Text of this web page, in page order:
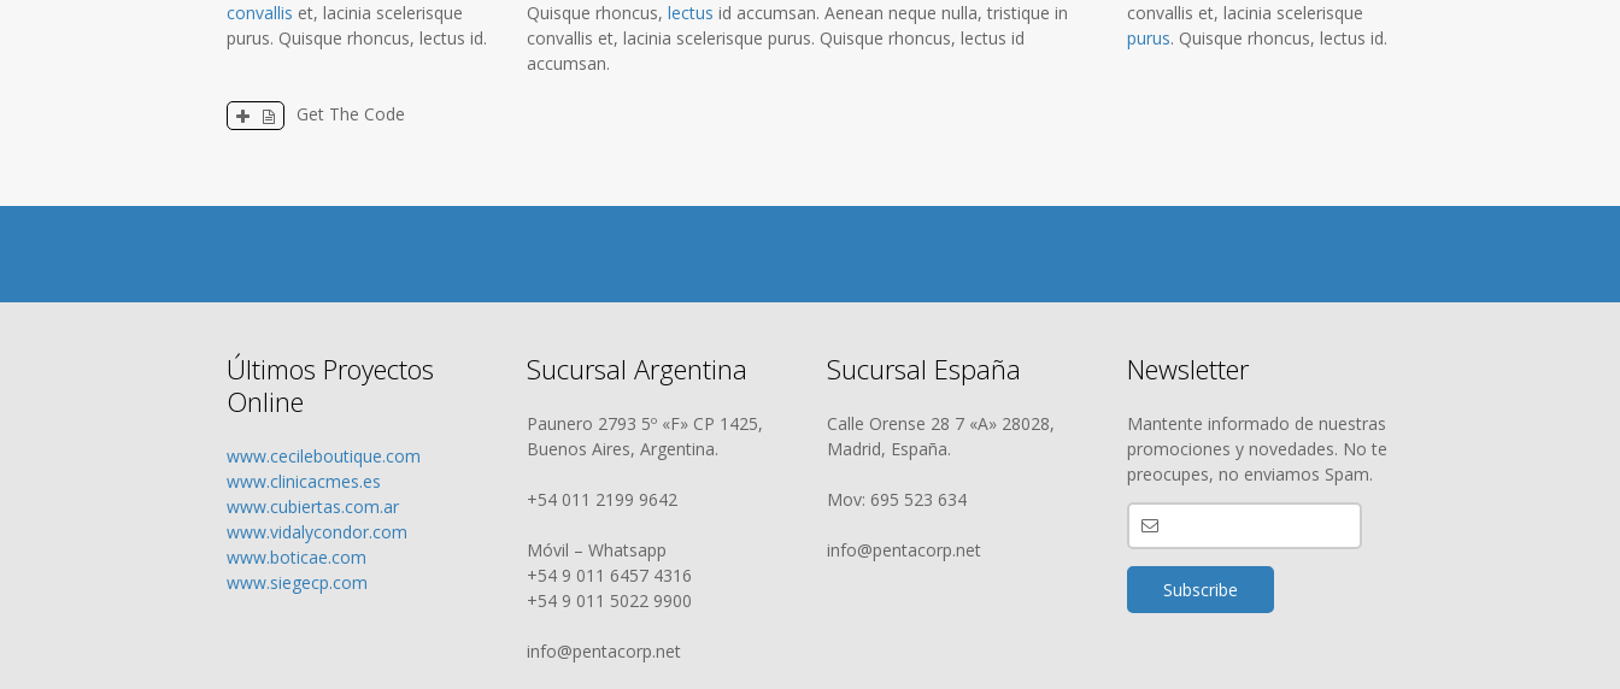
convallis et, lacinia scelerisque
purus. Quisque rhoncus, lectus id.
Quisque rhoncus, lectus id accumsan. Aenean neque nulla, tristique in
convallis et, lacinia scelerisque purus. Quisque rhoncus, lectus id
accumsan.
convallis et, lacinia scelerisque
purus. Quisque rhoncus, lectus id.
Get The Code
Últimos Proyectos
Online
www.cecileboutique.com
www.clinicacmes.es
www.cubiertas.com.ar
www.vidalycondor.com
www.boticae.com
www.siegecp.com
Sucursal Argentina
Paunero 2793 5º «F» CP 1425,
Buenos Aires, Argentina.
+54 011 2199 9642
Móvil – Whatsapp
+54 9 011 6457 4316
+54 9 011 5022 9900
info@pentacorp.net
Sucursal España
Calle Orense 28 7 «A» 28028,
Madrid, España.
Mov: 695 523 634
info@pentacorp.net
Newsletter
Mantente informado de nuestras
promociones y novedades. No te
preocupes, no enviamos Spam.